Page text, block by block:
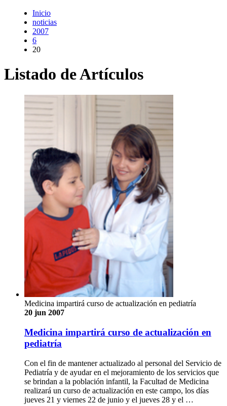
Inicio
noticias
2007
6
20
Listado de Artículos
Medicina impartirá curso de actualización en pediatría
20 jun 2007
Medicina impartirá curso de actualización en
pediatría
Con el fin de mantener actualizado al personal del Servicio de
Pediatría y de ayudar en el mejoramiento de los servicios que
se brindan a la población infantil, la Facultad de Medicina
realizará un curso de actualización en este campo, los días
jueves 21 y viernes 22 de junio y el jueves 28 y el …